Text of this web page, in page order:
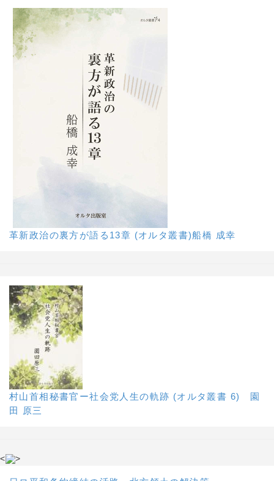
革新政治の裏方が語る13章 (オルタ叢書)船橋 成幸
村山首相秘書官ー社会党人生の軌跡 (オルタ叢書 6) 園
田 原三
< >